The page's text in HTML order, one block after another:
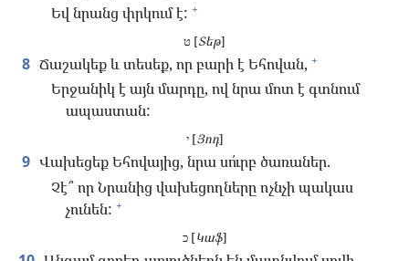
Եվ նրանց փրկում է: +
ט [Տեթ]
8 Ճաշակեք և տեսեք, որ բարի է Եհովան, +
Երջանիկ է այն մարդը, ով նրա մոտ է գտնում
ապաստան:
י [Յոդ]
9 Վախեցեք Եհովայից, նրա սո՛ւրբ ծառաներ.
Չէ՞ որ Նրանից վախեցողները ոչնչի պակաս
չունեն: +
כ [Կաֆ]